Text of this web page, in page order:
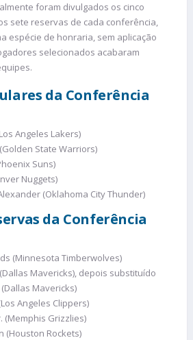
foram divulgados os cinco
sete reservas de cada conferência,
espécie de honraria, sem aplicação
selecionados acabaram
da Conferência
Angeles Lakers)
State Warriors)
Suns)
Nuggets)
(Oklahoma City Thunder)
da Conferência
(Minnesota Timberwolves)
Mavericks), depois substituído
Mavericks)
Angeles Clippers)
(Memphis Grizzlies)
(Houston Rockets)